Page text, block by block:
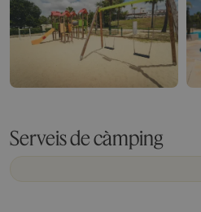
Serveis de càmping